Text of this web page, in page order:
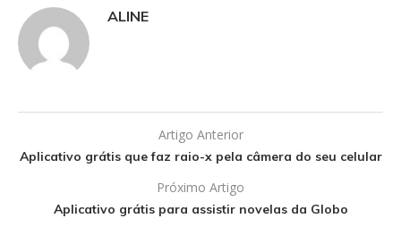
ALINE
Artigo Anterior
Aplicativo grátis que faz raio-x pela câmera do seu celular
Próximo Artigo
Aplicativo grátis para assistir novelas da Globo